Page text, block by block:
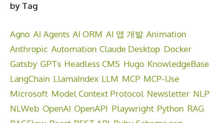
by Tag
Agno AI Agents AI ORM AI 앱 개발 Animation
Anthropic Automation Claude Desktop Docker
Gatsby GPTs Headless CMS Hugo KnowledgeBase
LangChain LlamaIndex LLM MCP MCP-Use
Microsoft Model Context Protocol Newsletter NLP
NLWeb OpenAI OpenAPI Playwright Python RAG